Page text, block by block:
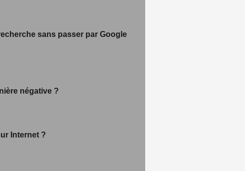
sans passer par Google
négative ?
Internet ?